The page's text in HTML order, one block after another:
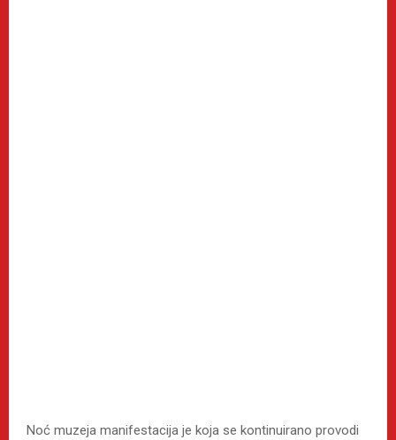
Noć muzeja manifestacija je koja se kontinuirano provodi